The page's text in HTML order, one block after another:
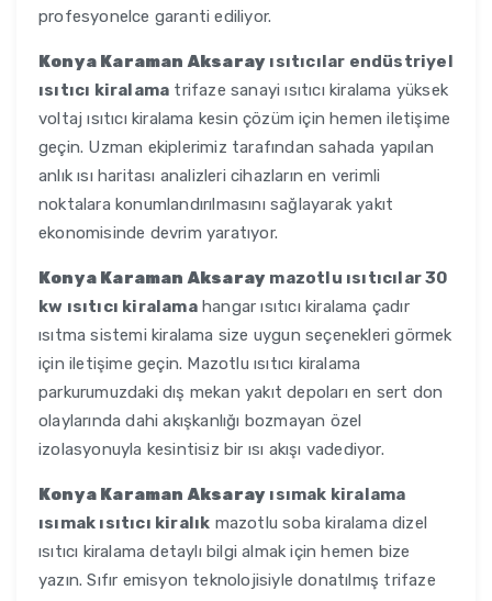
profesyonelce garanti ediliyor.
Konya Karaman Aksaray ısıtıcılar endüstriyel
ısıtıcı kiralama trifaze sanayi ısıtıcı kiralama yüksek
voltaj ısıtıcı kiralama kesin çözüm için hemen iletişime
geçin. Uzman ekiplerimiz tarafından sahada yapılan
anlık ısı haritası analizleri cihazların en verimli
noktalara konumlandırılmasını sağlayarak yakıt
ekonomisinde devrim yaratıyor.
Konya Karaman Aksaray mazotlu ısıtıcılar 30
kw ısıtıcı kiralamahangar ısıtıcı kiralama çadır
ısıtma sistemi kiralama size uygun seçenekleri görmek
için iletişime geçin. Mazotlu ısıtıcı kiralama
parkurumuzdaki dış mekan yakıt depoları en sert don
olaylarında dahi akışkanlığı bozmayan özel
izolasyonuyla kesintisiz bir ısı akışı vadediyor.
Konya Karaman Aksaray ısımak kiralama
ısımak ısıtıcı kiralık mazotlu soba kiralama dizel
ısıtıcı kiralama detaylı bilgi almak için hemen bize
yazın. Sıfır emisyon teknolojisiyle donatılmış trifaze